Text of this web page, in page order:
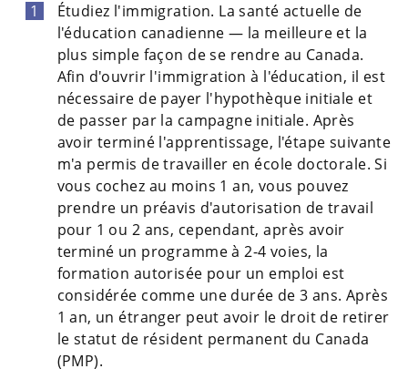
Étudiez l'immigration. La santé actuelle de
l'éducation canadienne — la meilleure et la
plus simple façon de se rendre au Canada.
Afin d'ouvrir l'immigration à l'éducation, il est
nécessaire de payer l'hypothèque initiale et
de passer par la campagne initiale. Après
avoir terminé l'apprentissage, l'étape suivante
m'a permis de travailler en école doctorale. Si
vous cochez au moins 1 an, vous pouvez
prendre un préavis d'autorisation de travail
pour 1 ou 2 ans, cependant, après avoir
terminé un programme à 2-4 voies, la
formation autorisée pour un emploi est
considérée comme une durée de 3 ans. Après
1 an, un étranger peut avoir le droit de retirer
le statut de résident permanent du Canada
(PMP).